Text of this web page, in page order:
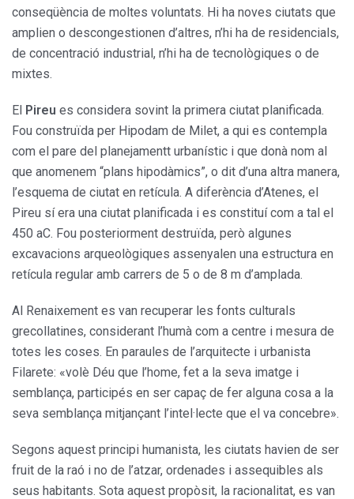
conseqüència de moltes voluntats. Hi ha noves ciutats que
amplien o descongestionen d’altres, n’hi ha de residencials,
de concentració industrial, n’hi ha de tecnològiques o de
mixtes.
El Pireu es considera sovint la primera ciutat planificada.
Fou construïda per Hipodam de Milet, a qui es contempla
com el pare del planejamentt urbanístic i que donà nom al
que anomenem “plans hipodàmics”, o dit d’una altra manera,
l’esquema de ciutat en retícula. A diferència d’Atenes, el
Pireu sí era una ciutat planificada i es constituí com a tal el
450 aC. Fou posteriorment destruïda, però algunes
excavacions arqueològiques assenyalen una estructura en
retícula regular amb carrers de 5 o de 8 m d’amplada.
Al Renaixement es van recuperar les fonts culturals
grecollatines, considerant l’humà com a centre i mesura de
totes les coses. En paraules de l’arquitecte i urbanista
Filarete: «volè Déu que l’home, fet a la seva imatge i
semblança, participés en ser capaç de fer alguna cosa a la
seva semblança mitjançant l’intel·lecte que el va concebre».
Segons aquest principi humanista, les ciutats havien de ser
fruit de la raó i no de l’atzar, ordenades i assequibles als
seus habitants. Sota aquest propòsit, la racionalitat, es van